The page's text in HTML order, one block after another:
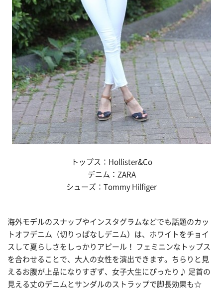
トップス：Hollister&Co
デニム：ZARA
シューズ：Tommy Hilfiger
海外モデルのスナップやインスタグラムなどでも話題のカッ
トオフデニム（切りっぱなしデニム）は、ホワイトをチョイ
スして夏らしさをしっかりアピール！ フェミニンなトップス
を合わせることで、大人の女性を演出できます。ちらりと見
えるお腹が上品になりすぎず、女子大生にぴったり♪ 足首の
見える丈のデニムとサンダルのストラップで脚長効果も☆